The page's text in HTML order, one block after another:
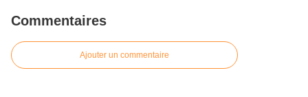
Commentaires
Ajouter un commentaire